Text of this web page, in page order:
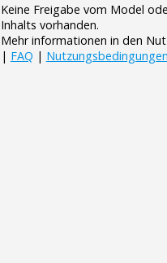
Keine Freigabe vom Model
Inhalts vorhanden.
Mehr informationen in den
| FAQ | Nutzungsbedingungen